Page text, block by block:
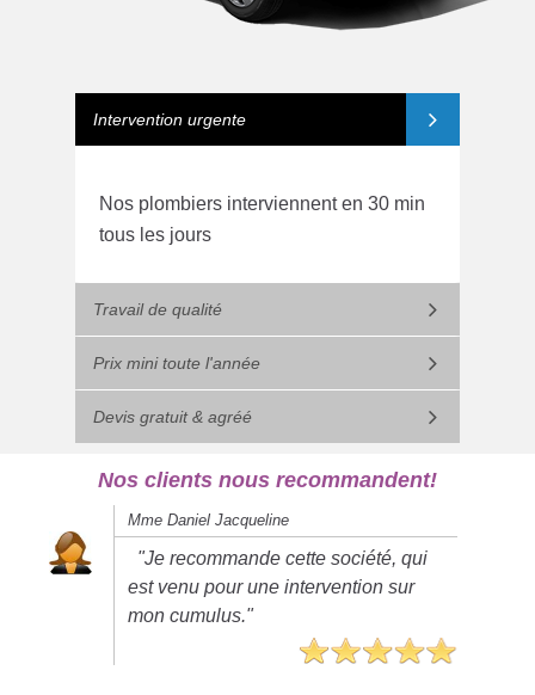
Intervention urgente
Nos plombiers interviennent en 30 min
tous les jours
Travail de qualité
Prix mini toute l'année
Devis gratuit & agréé
Nos clients nous recommandent!
Mme Daniel Jacqueline
"Je recommande cette société, qui
est venu pour une intervention sur
mon cumulus."